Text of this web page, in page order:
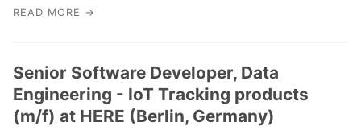
READ MORE →
Senior Software Developer, Data
Engineering - IoT Tracking products
(m/f) at HERE (Berlin, Germany)